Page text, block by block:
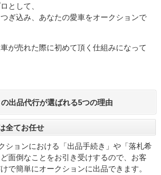
として、
ぎ込み、あなたの愛車をオークションで
が売れた際に初めて頂く仕組みになって
出品代行が選ばれる5つの理由
全てお任せ
ションにおける「出品手続き」や「落札希
面倒なことをお引き受けするので、お客
で簡単にオークションに出品できます。